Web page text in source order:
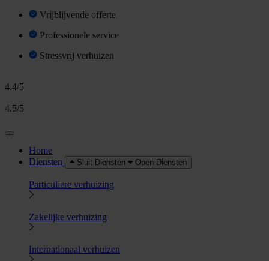
Vrijblijvende offerte
Professionele service
Stressvrij verhuizen
4.4/5
4.5/5
Home
Diensten
Sluit Diensten Open Diensten
Particuliere verhuizing
Zakelijke verhuizing
Internationaal verhuizen